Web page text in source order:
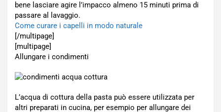
bene lasciare agire l’impacco almeno 15 minuti prima di
passare al lavaggio.
Come curare i capelli in modo naturale
[/multipage]
[multipage]
Allungare i condimenti
L’acqua di cottura della pasta può essere utilizzata per
altri preparati in cucina, per esempio per allungare dei